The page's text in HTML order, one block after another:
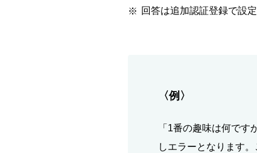
回答は追加認証登録で設
〈例〉
「1番の趣味は何です
しエラーとなります